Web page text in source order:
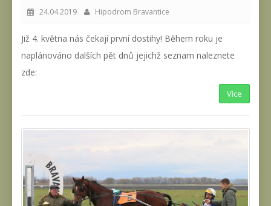
24.04.2019 Hipodrom Bravantice
Již 4. května nás čekají první dostihy! Během roku je
naplánováno dalších pět dnů jejichž seznam naleznete
zde:
Více